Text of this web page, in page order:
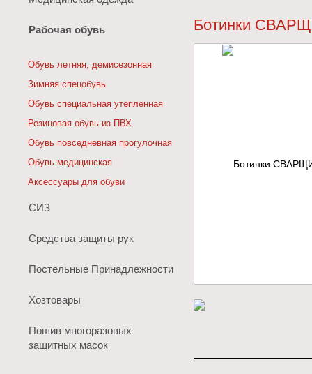
Рабочая обувь
Обувь летняя, демисезонная
Зимняя спецобувь
Обувь специальная утепленная
Резиновая обувь из ПВХ
Обувь повседневная прогулочная
Обувь медицинская
Аксессуары для обуви
СИЗ
Средства защиты рук
Постельные Принадлежности
Хозтовары
Пошив многоразовых
защитных масок
Ботинки